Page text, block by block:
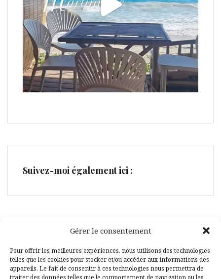
Gérer le consentement
Pour offrir les meilleures expériences, nous utilisons des technologies
telles que les cookies pour stocker et/ou accéder aux informations des
appareils. Le fait de consentir à ces technologies nous permettra de
traiter des données telles que le comportement de navigation ou les
Suivez-moi également ici :
Facebook
Pinterest